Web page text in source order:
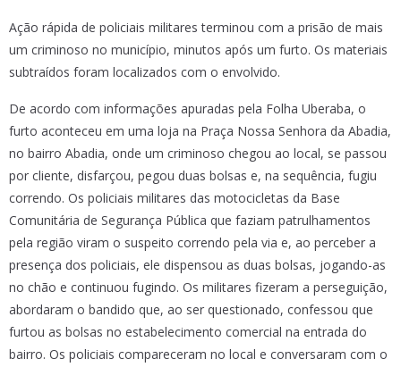
Ação rápida de policiais militares terminou com a prisão de mais
um criminoso no município, minutos após um furto. Os materiais
subtraídos foram localizados com o envolvido.
De acordo com informações apuradas pela Folha Uberaba, o
furto aconteceu em uma loja na Praça Nossa Senhora da Abadia,
no bairro Abadia, onde um criminoso chegou ao local, se passou
por cliente, disfarçou, pegou duas bolsas e, na sequência, fugiu
correndo. Os policiais militares das motocicletas da Base
Comunitária de Segurança Pública que faziam patrulhamentos
pela região viram o suspeito correndo pela via e, ao perceber a
presença dos policiais, ele dispensou as duas bolsas, jogando-as
no chão e continuou fugindo. Os militares fizeram a perseguição,
abordaram o bandido que, ao ser questionado, confessou que
furtou as bolsas no estabelecimento comercial na entrada do
bairro. Os policiais compareceram no local e conversaram com o